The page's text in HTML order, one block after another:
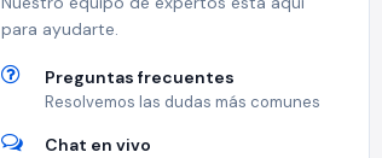
para ayudarte.
Preguntas frecuentes
Resolvemos las dudas más comunes
Chat en vivo